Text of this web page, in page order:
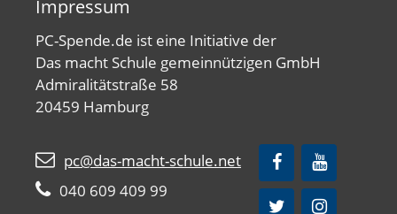
Impressum
PC-Spende.de ist eine Initiative der
Das macht Schule gemeinnützigen GmbH
Admiralitätstraße 58
20459 Hamburg
pc@das-macht-schule.net
040 609 409 99